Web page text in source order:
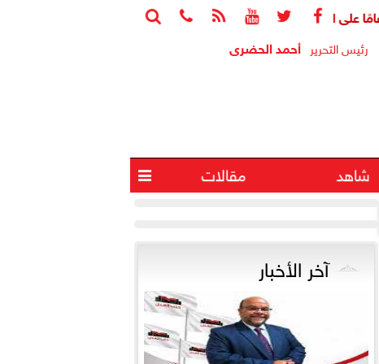






رئيس التحرير أحمد الحضرى
شاهد مقالات 
آخر الأخبار